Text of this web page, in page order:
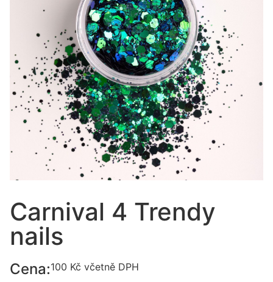
Carnival 4 Trendy
nails
Cena:100 Kč včetně DPH